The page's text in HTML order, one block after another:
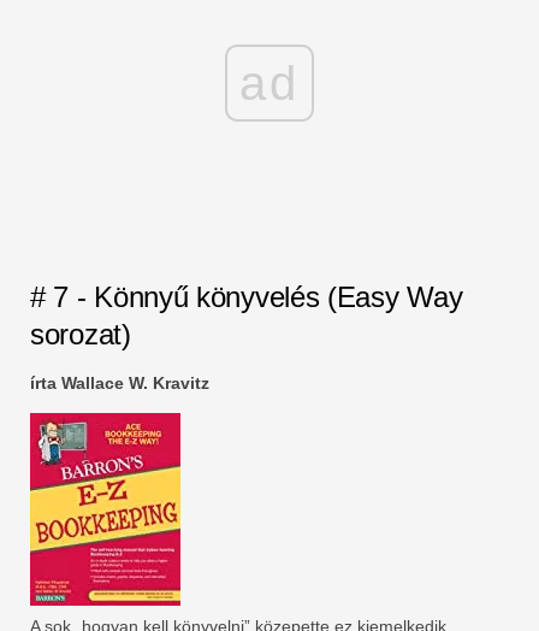
ad
# 7 - Könnyű könyvelés (Easy Way
sorozat)
írta Wallace W. Kravitz
A sok „hogyan kell könyvelni” közepette ez kiemelkedik.